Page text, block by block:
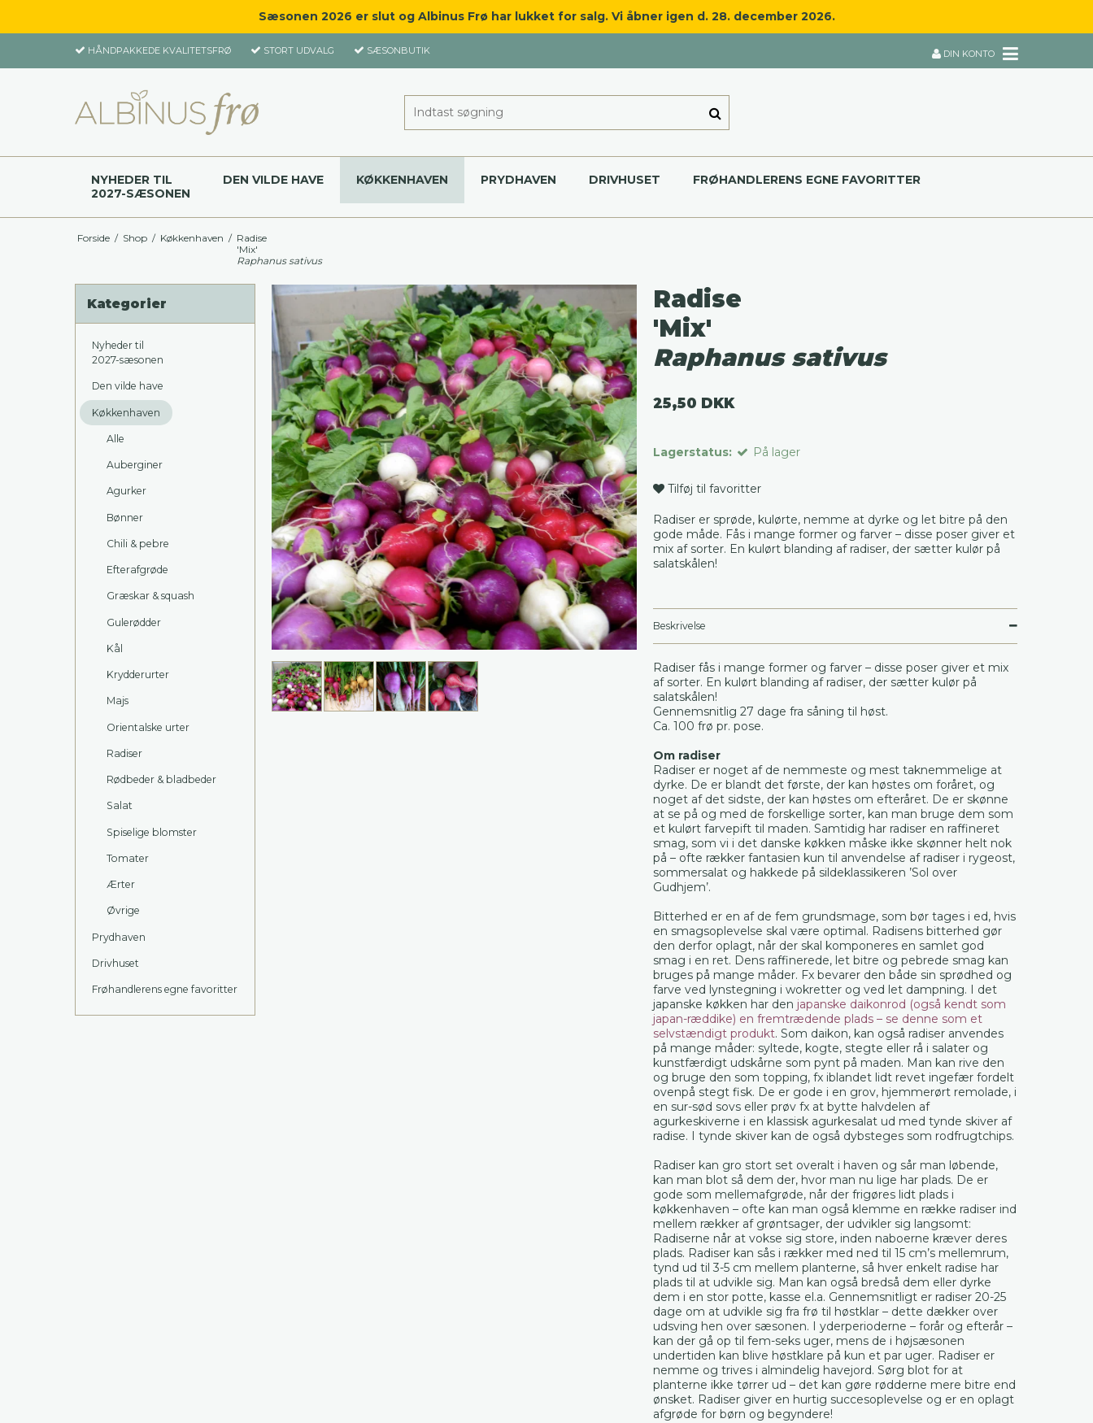
Sæsonen 2026 er slut og Albinus Frø har lukket for salg. Vi åbner igen d. 28. december 2026.
HÅNDPAKKEDE KVALITETSFRØ STORT UDVALG SÆSONBUTIK DIN KONTO
NYHEDER TIL
2027-SÆSONEN
DEN VILDE HAVE KØKKENHAVEN PRYDHAVEN DRIVHUSET FRØHANDLERENS EGNE FAVORITTER
Forside / Shop / Køkkenhaven / Radise
'Mix'
Raphanus sativus
Kategorier
Nyheder til
2027-sæsonen
Den vilde have
Køkkenhaven
Alle
Auberginer
Agurker
Bønner
Chili & pebre
Efterafgrøde
Græskar & squash
Gulerødder
Kål
Krydderurter
Majs
Orientalske urter
Radiser
Rødbeder & bladbeder
Salat
Spiselige blomster
Tomater
Ærter
Øvrige
Prydhaven
Drivhuset
Frøhandlerens egne favoritter
Radise
'Mix'
Raphanus sativus
25,50 DKK
Lagerstatus: På lager
Tilføj til favoritter
Radiser er sprøde, kulørte, nemme at dyrke og let bitre på den
gode måde. Fås i mange former og farver – disse poser giver et
mix af sorter. En kulørt blanding af radiser, der sætter kulør på
salatskålen!
Beskrivelse
Radiser fås i mange former og farver – disse poser giver et mix
af sorter. En kulørt blanding af radiser, der sætter kulør på
salatskålen!
Gennemsnitlig 27 dage fra såning til høst.
Ca. 100 frø pr. pose.
Om radiser
Radiser er noget af de nemmeste og mest taknemmelige at
dyrke. De er blandt det første, der kan høstes om foråret, og
noget af det sidste, der kan høstes om efteråret. De er skønne
at se på og med de forskellige sorter, kan man bruge dem som
et kulørt farvepift til maden. Samtidig har radiser en raffineret
smag, som vi i det danske køkken måske ikke skønner helt nok
på – ofte rækker fantasien kun til anvendelse af radiser i rygeost,
sommersalat og hakkede på sildeklassikeren ’Sol over
Gudhjem’.
Bitterhed er en af de fem grundsmage, som bør tages i ed, hvis
en smagsoplevelse skal være optimal. Radisens bitterhed gør
den derfor oplagt, når der skal komponeres en samlet god
smag i en ret. Dens raffinerede, let bitre og pebrede smag kan
bruges på mange måder. Fx bevarer den både sin sprødhed og
farve ved lynstegning i wokretter og ved let dampning. I det
japanske køkken har den japanske daikonrod (også kendt som
japan-ræddike) en fremtrædende plads – se denne som et
selvstændigt produkt. Som daikon, kan også radiser anvendes
på mange måder: syltede, kogte, stegte eller rå i salater og
kunstfærdigt udskårne som pynt på maden. Man kan rive den
og bruge den som topping, fx iblandet lidt revet ingefær fordelt
ovenpå stegt fisk. De er gode i en grov, hjemmerørt remolade, i
en sur-sød sovs eller prøv fx at bytte halvdelen af
agurkeskiverne i en klassisk agurkesalat ud med tynde skiver af
radise. I tynde skiver kan de også dybsteges som rodfrugtchips.
Radiser kan gro stort set overalt i haven og sår man løbende,
kan man blot så dem der, hvor man nu lige har plads. De er
gode som mellemafgrøde, når der frigøres lidt plads i
køkkenhaven – ofte kan man også klemme en række radiser ind
mellem rækker af grøntsager, der udvikler sig langsomt:
Radiserne når at vokse sig store, inden naboerne kræver deres
plads. Radiser kan sås i rækker med ned til 15 cm’s mellemrum,
tynd ud til 3-5 cm mellem planterne, så hver enkelt radise har
plads til at udvikle sig. Man kan også bredså dem eller dyrke
dem i en stor potte, kasse el.a. Gennemsnitligt er radiser 20-25
dage om at udvikle sig fra frø til høstklar – dette dækker over
udsving hen over sæsonen. I yderperioderne – forår og efterår –
kan der gå op til fem-seks uger, mens de i højsæsonen
undertiden kan blive høstklare på kun et par uger. Radiser er
nemme og trives i almindelig havejord. Sørg blot for at
planterne ikke tørrer ud – det kan gøre rødderne mere bitre end
ønsket. Radiser giver en hurtig succesoplevelse og er en oplagt
afgrøde for børn og begyndere!